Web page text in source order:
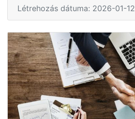
Létrehozás dátuma: 2026-01-12